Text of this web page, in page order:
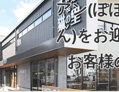
アン(ぽ
ん)をお
お客様